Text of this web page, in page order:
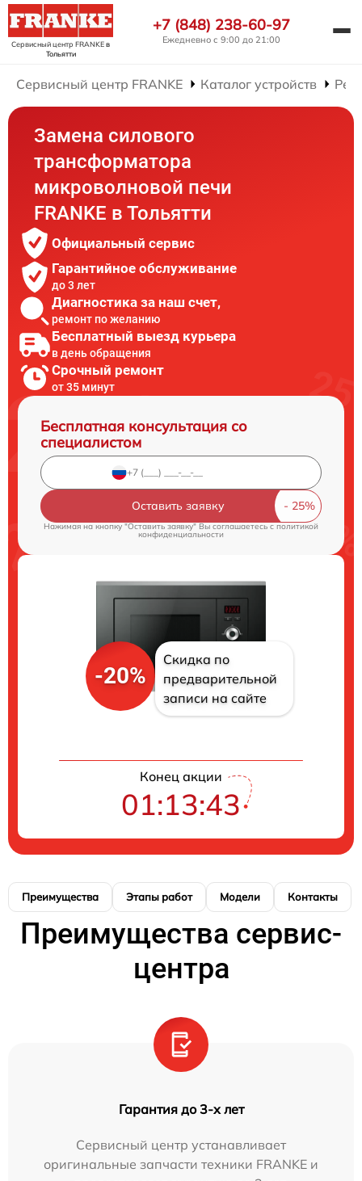
Сервисный центр FRANKEв
Тольятти
+7 (848) 238-60-97
Ежедневно с 9:00 до 21:00
Сервисный центр FRANKE Каталог устройств
Замена силового
трансформатора
микроволновой печи
FRANKE в Тольятти
Официальный сервис
Гарантийное обслуживание
до 3 лет
Диагностика за наш счет,
ремонт по желанию
Бесплатный выезд курьера
в день обращения
Срочный ремонт
от 35 минут
Бесплатная консультация со
специалистом
Оставить заявку
Нажимая на кнопку "Оставить заявку" Вы соглашаетесь cполитикой
конфиденциальности
-20%
Скидка по
предварительной
записи на сайте
Конец акции
01:13:42
Преимущества Этапы работ Модели Контакты
Преимущества сервис-
центра
Гарантия до 3-х лет
Сервисный центр устанавливает
оригинальные запчасти техники FRANKE и